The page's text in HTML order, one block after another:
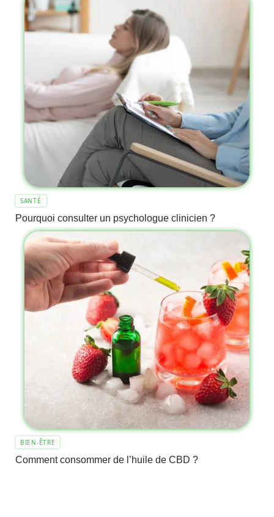
SANTÉ
Pourquoi consulter un psychologue clinicien ?
BIEN-ÊTRE
Comment consommer de l’huile de CBD ?